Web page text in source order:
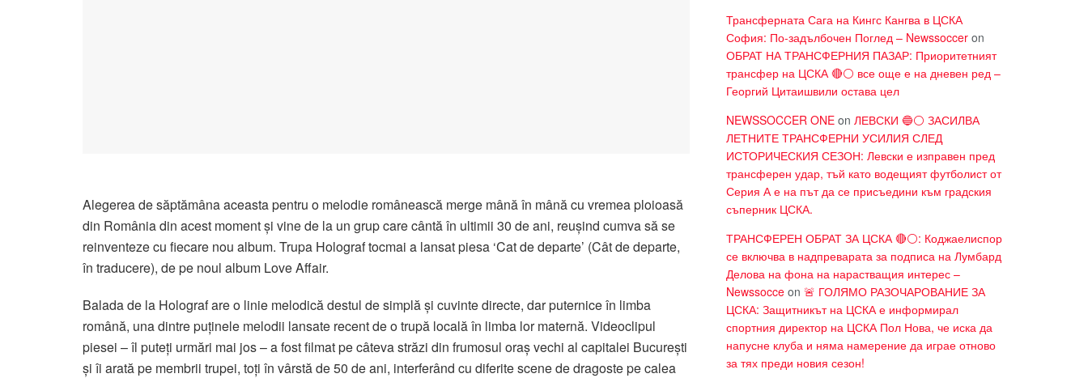
Alegerea de săptămâna aceasta pentru o melodie românească merge mână în mână cu vremea ploioasă
din România din acest moment și vine de la un grup care cântă în ultimii 30 de ani, reușind cumva să se
reinventeze cu fiecare nou album. Trupa Holograf tocmai a lansat piesa ‘Cat de departe’ (Cât de departe,
în traducere), de pe noul album Love Affair.
Balada de la Holograf are o linie melodică destul de simplă și cuvinte directe, dar puternice în limba
română, una dintre puținele melodii lansate recent de o trupă locală în limba lor maternă. Videoclipul
piesei – îl puteți urmări mai jos – a fost filmat pe câteva străzi din frumosul oraș vechi al capitalei București
și îi arată pe membrii trupei, toți în vârstă de 50 de ani, interferând cu diferite scene de dragoste pe calea
Трансферната Сага на Кингс Кангва в ЦСКА
София: По-задълбочен Поглед – Newssoccer on
ОБРАТ НА ТРАНСФЕРНИЯ ПАЗАР: Приоритетният
трансфер на ЦСКА 🔴⚪ все още е на дневен ред –
Георгий Цитаишвили остава цел
NEWSSOCCER ONE on ЛЕВСКИ 🔵⚪ ЗАСИЛВА
ЛЕТНИТЕ ТРАНСФЕРНИ УСИЛИЯ СЛЕД
ИСТОРИЧЕСКИЯ СЕЗОН: Левски е изправен пред
трансферен удар, тъй като водещият футболист от
Серия А е на път да се присъедини към градския
съперник ЦСКА.
ТРАНСФЕРЕН ОБРАТ ЗА ЦСКА 🔴⚪: Коджаелиспор
се включва в надпреварата за подписа на Лумбард
Делова на фона на нарастващия интерес –
Newssocce on 🚨 ГОЛЯМО РАЗОЧАРОВАНИЕ ЗА
ЦСКА: Защитникът на ЦСКА е информирал
спортния директор на ЦСКА Пол Нова, че иска да
напусне клуба и няма намерение да играе отново
за тях преди новия сезон!